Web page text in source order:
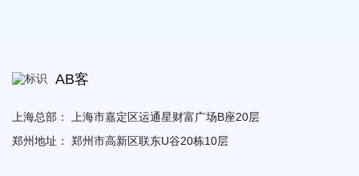
AB客
上海总部：
上海市嘉定区运通星财富广场B座20层
郑州地址：
郑州市高新区联东U谷20栋10层